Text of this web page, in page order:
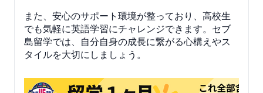
また、安心のサポート環境が整っており、高校生
でも気軽に英語学習にチャレンジできます。セブ
島留学では、自分自身の成長に繋がる心構えやス
タイルを大切にしましょう。